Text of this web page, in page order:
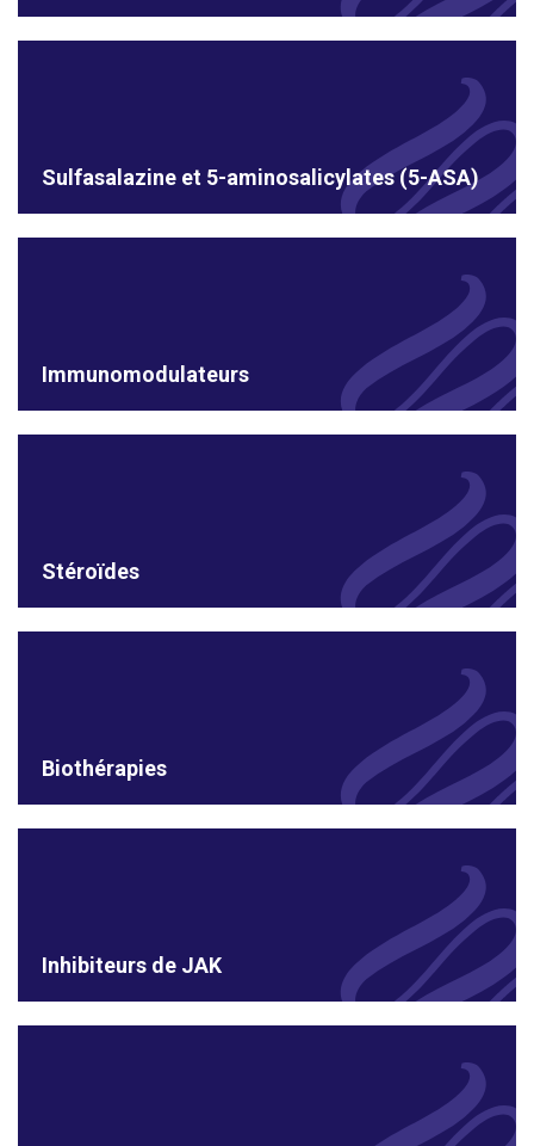
Sulfasalazine et 5-aminosalicylates (5-ASA)
Immunomodulateurs
Stéroïdes
Biothérapies
Inhibiteurs de JAK